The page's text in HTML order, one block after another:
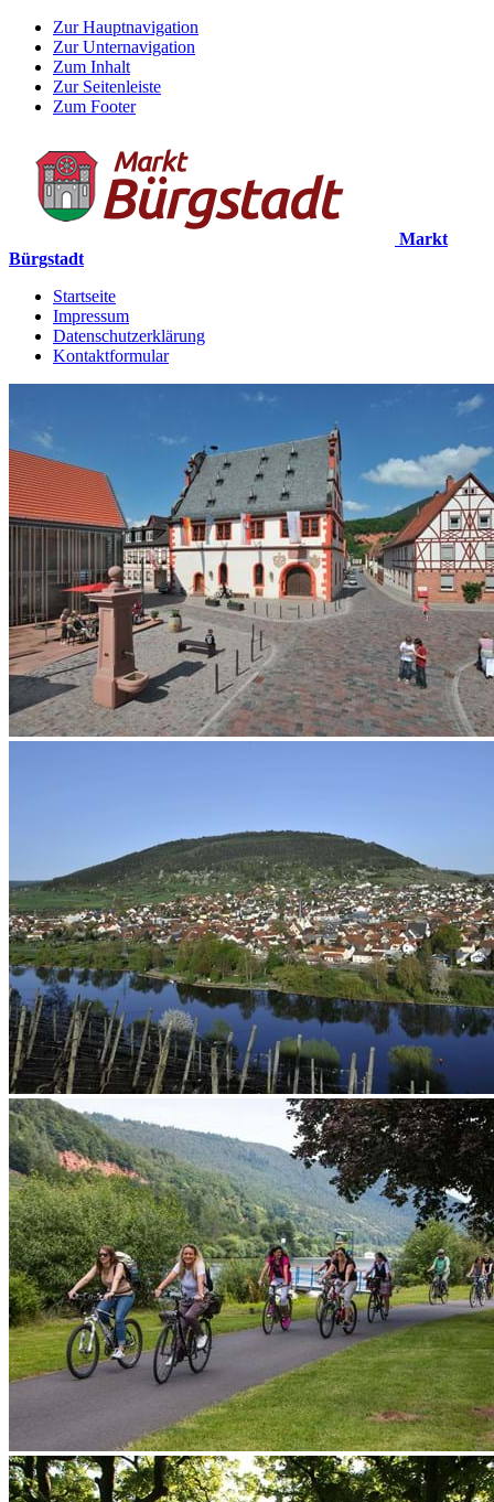
Zur Hauptnavigation
Zur Unternavigation
Zum Inhalt
Zur Seitenleiste
Zum Footer
Markt
Bürgstadt
Startseite
Impressum
Datenschutzerklärung
Kontaktformular